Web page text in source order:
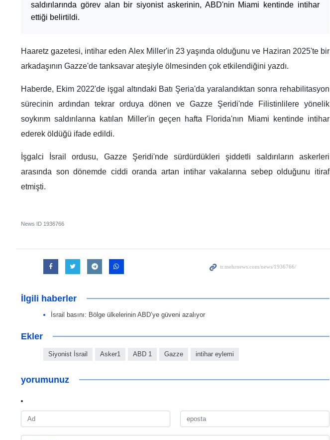
saldırılarında görev alan bir siyonist askerinin, ABD'nin Miami kentinde intihar
ettiği belirtildi.
Haaretz gazetesi, intihar eden Alex Miller'in 23 yaşında olduğunu ve Haziran 2025'te bir
arkadaşının Gazze'de tanksavar ateşiyle ölmesinden çok etkilendiğini yazdı.
Haberde, Ekim 2022'de işgal altındaki Batı Şeria'da yaralandıktan sonra rehabilitasyon
sürecinin ardından tekrar orduya dönen ve Gazze Şeridi'nde Filistinlilere yönelik
soykırım saldırılarına katılan Miller'in geçen hafta Florida'nın Miami kentinde intihar
ederek öldüğü ifade edildi.
İşgalci İsrail ordusu, Gazze Şeridi'nde sürdürdükleri şiddetli saldırıların askerleri
arasında son dönemde ciddi oranda artan intihar vakalarına sebep olduğunu itiraf
etmişti.
News ID 1936766
İlgili haberler
İsrail basını: Bölge ülkelerinin ABD’ye güveni azalıyor
Ekler
Siyonist İsrail Asker1 ABD 1 Gazze intihar eylemi
yorumunuz